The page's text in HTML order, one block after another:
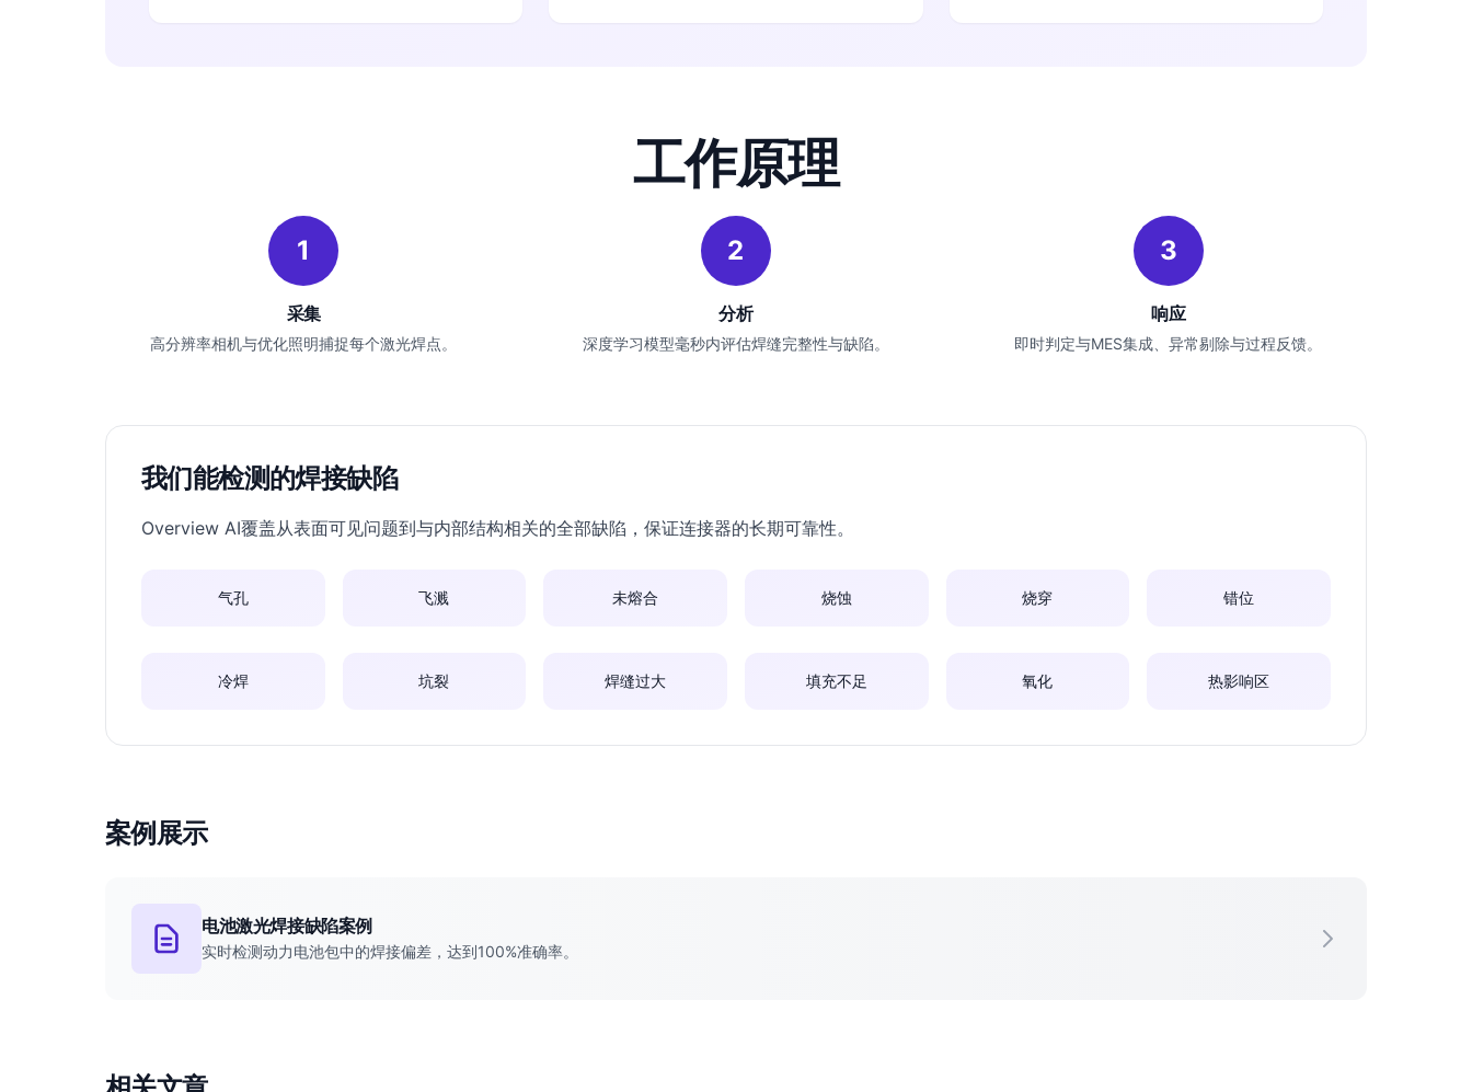
工作原理
1
采集
高分辨率相机与优化照明捕捉每个激光焊点。
2
分析
深度学习模型毫秒内评估焊缝完整性与缺陷。
3
响应
即时判定与MES集成、异常剔除与过程反馈。
我们能检测的焊接缺陷
Overview AI覆盖从表面可见问题到与内部结构相关的全部缺陷，保证连接器的长期可靠性。
气孔 飞溅 未熔合 烧蚀 烧穿 错位
冷焊 坑裂 焊缝过大 填充不足 氧化 热影响区
案例展示
电池激光焊接缺陷案例
实时检测动力电池包中的焊接偏差，达到100%准确率。